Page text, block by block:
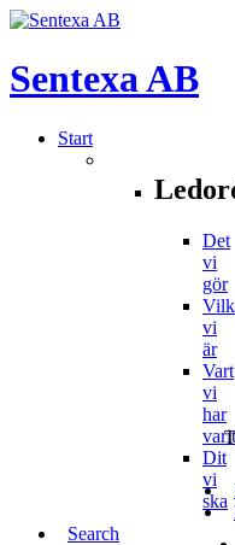
SentexaAB
Start
Det
vi
gör
vi
är
Vart
vi
har
varit
Dit
vi
ska
Search